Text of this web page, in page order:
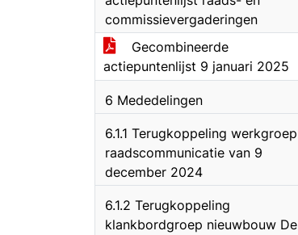
commissievergaderingen
Gecombineerde
actiepuntenlijst 9 januari 2025
6 Mededelingen
6.1.1 Terugkoppeling werkgroep
raadscommunicatie van 9
december 2024
6.1.2 Terugkoppeling
klankbordgroep nieuwbouw De